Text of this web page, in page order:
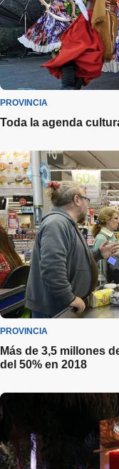
PROVINCIA
Toda la agenda
PROVINCIA
Más de 3,5 millones
del 50% en 2018